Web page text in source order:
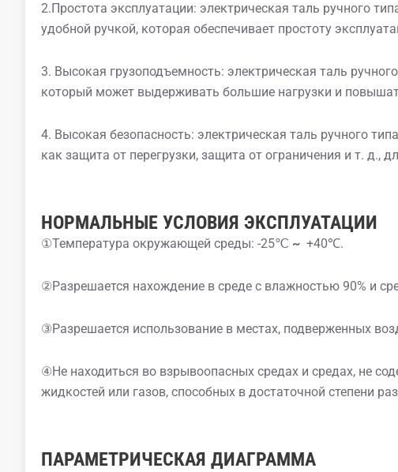
2.Простота эксплуатации: электрическая таль ручного
удобной ручкой, которая обеспечивает простоту
3. Высокая грузоподъемность: электрическая таль
который может выдерживать большие нагрузки и
4. Высокая безопасность: электрическая таль ручного
как защита от перегрузки, защита от ограничения и т. д.,
НОРМАЛЬНЫЕ УСЛОВИЯ ЭКСПЛУАТАЦИИ
①Температура окружающей среды: -25℃ ~ +40℃.
②Разрешается нахождение в среде с влажностью 90% и
③Разрешается использование в местах, подверженных
④Не находиться во взрывоопасных средах и средах, не
жидкостей или газов, способных в достаточной степени
ПАРАМЕТРИЧЕСКАЯ ДИАГРАММА